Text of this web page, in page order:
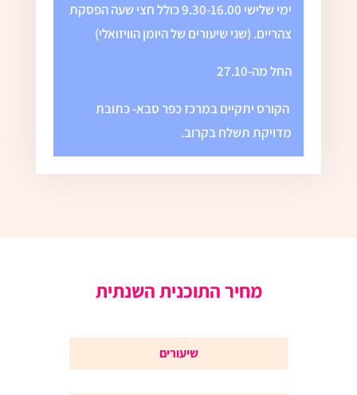
ימי שלישי 9.30-16.00 כולל חצי שעה הפסקת
צהריים. (שני שיעורים של היומן הוויזואלי)
החל מה-27.10
הקורס יתקיים במרכז כפר סבא- כתובת
מדויקת תשלח בקרוב.
מחיר התוכנית השנתית
שיעורים